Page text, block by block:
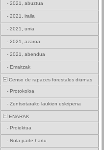
- 2021, abuztua
- 2021, iraila
- 2021, urria
- 2021, azaroa
- 2021, abendua
- Emaitzak
Censo de rapaces forestales diurnas
- Protokoloa
- Zentsotarako laukien esleipena
ENARAK
- Proiektua
- Nola parte hartu